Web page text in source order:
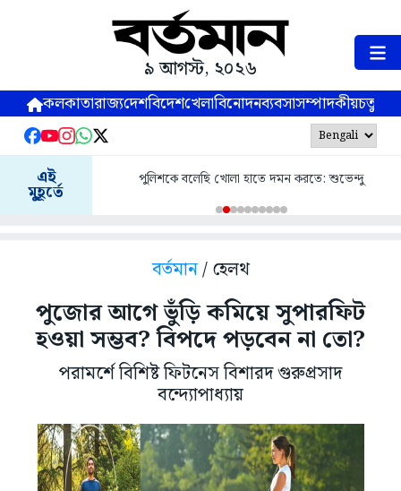
৯ আগস্ট, ২০২৬
কলকাতারাজ্যদেশবিদেশখেলাবিনোদনব্যবসাসম্পাদকীয়
এই
মুহূর্তে
পুলিশকে বলেছি খোলা হাতে দমন করতে: শুভেন্দু
বর্তমান/ হেলথ
পুজোর আগে ভুঁড়ি কমিয়ে সুপারফিট
হওয়া সম্ভব? বিপদে পড়বেন না তো?
পরামর্শে বিশিষ্ট ফিটনেস বিশারদ গুরুপ্রসাদ
বন্দ্যোপাধ্যায়